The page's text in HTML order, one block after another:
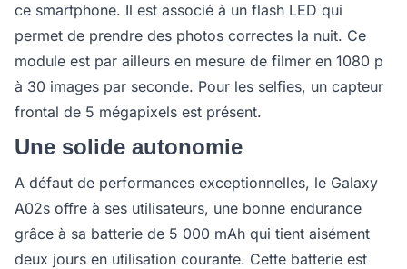
ce smartphone. Il est associé à un flash LED qui
permet de prendre des photos correctes la nuit. Ce
module est par ailleurs en mesure de filmer en 1080 p
à 30 images par seconde. Pour les selfies, un capteur
frontal de 5 mégapixels est présent.
Une solide autonomie
A défaut de performances exceptionnelles, le Galaxy
A02s offre à ses utilisateurs, une bonne endurance
grâce à sa batterie de 5 000 mAh qui tient aisément
deux jours en utilisation courante. Cette batterie est